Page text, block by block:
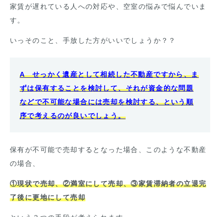
家賃が遅れている人への対応や、空室の悩みで悩んでいま
す。
いっそのこと、手放した方がいいでしょうか？？
Aせっかく遺産として相続した不動産ですから、ま
ずは保有することを検討して、それが資金的な問題
などで不可能な場合には売却を検討する、という順
序で考えるのが良いでしょう。
保有が不可能で売却するとなった場合、このような不動産
の場合、
①現状で売却、②満室にして売却、③家賃滞納者の立退完
了後に更地にして売却